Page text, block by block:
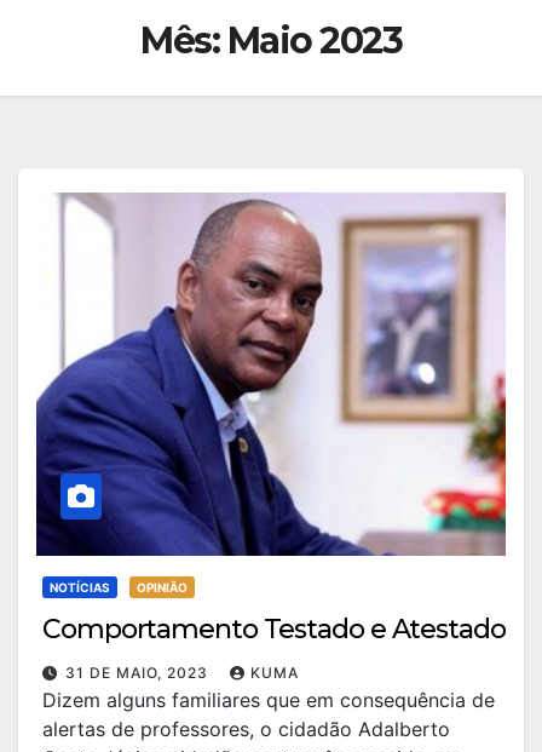
Mês: Maio 2023
NOTÍCIAS OPINIÃO
Comportamento Testado e Atestado
31 DE MAIO, 2023 KUMA
Dizem alguns familiares que em consequência de
alertas de professores, o cidadão Adalberto